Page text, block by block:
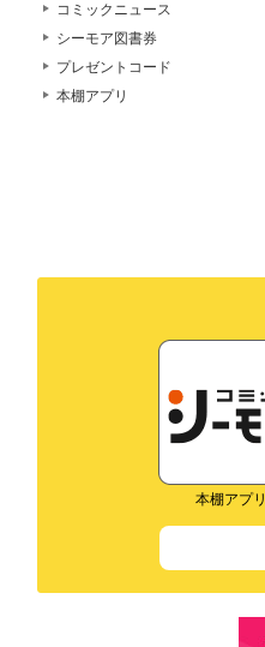
コミックニュース
シーモア図書券
プレゼントコード
本棚アプリ
本棚アプリ